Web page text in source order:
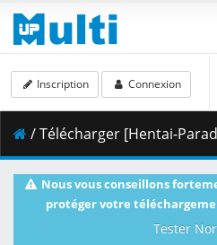
Inscription Connexion
/ Télécharger [Hentai-Paradise.com] Eternity Shin_ya no Nurekoi
Nous vous conseillons
protéger votre
Tester